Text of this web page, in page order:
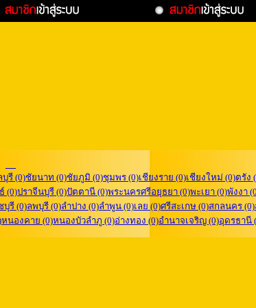
บุรี (0)ชัยนาท (0)ชัยภูมิ (0)ชุมพร (0)เชียงราย (0)เชียงใหม่ (0)ตรัง
(0)ปราจีนบุรี (0)ปัตตานี (0)พระนครศรีอยุธยา (0)พะเยา (0)พังงา
บุรี (0)ลพบุรี (0)ลำปาง (0)ลำพูน (0)เลย (0)ศรีสะเกษ (0)สกลนคร (0)
หนองคาย (0)หนองบัวลำภู (0)อ่างทอง (0)อำนาจเจริญ (0)อุดรธานี